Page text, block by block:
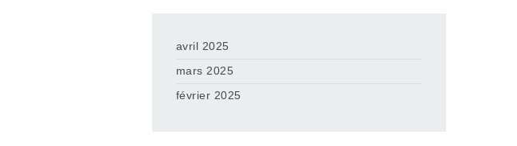
avril 2025
mars 2025
février 2025